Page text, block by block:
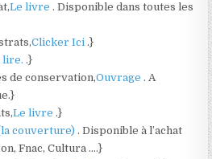
Le livre. Disponible dans toutes les
Clicker Ici.}
lire..}
de conservation,Ouvrage. A
Le livre.}
couverture). Disponible à l’achat
Fnac, Cultura ….}